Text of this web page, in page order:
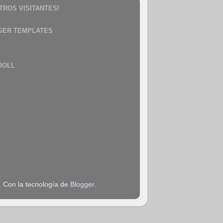
VISITANTES!
TEMPLATES
Con la tecnología de Blogger.